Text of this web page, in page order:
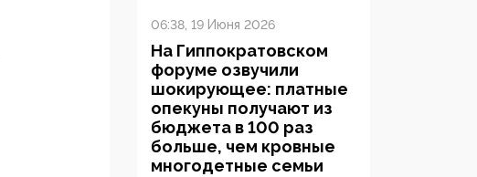
06:38, 19 Июня 2026
На Гиппократовском
форуме озвучили
шокирующее: платные
опекуны получают из
бюджета в 100 раз
больше, чем кровные
многодетные семьи